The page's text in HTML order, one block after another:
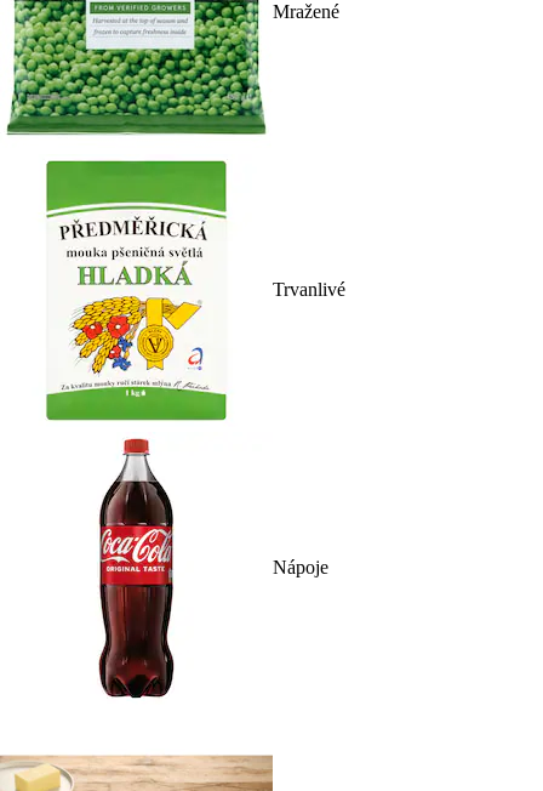
Mražené
Trvanlivé
Nápoje